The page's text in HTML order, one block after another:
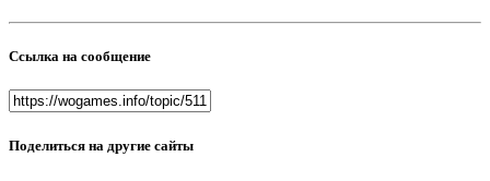
Ссылка на сообщение
Поделиться на другие сайты